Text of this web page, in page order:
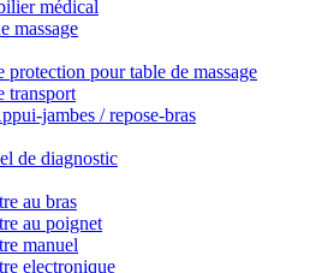
médical
massage
protection pour table de massage
transport
jambes / repose-bras
de diagnostic
au bras
au poignet
manuel
electronique